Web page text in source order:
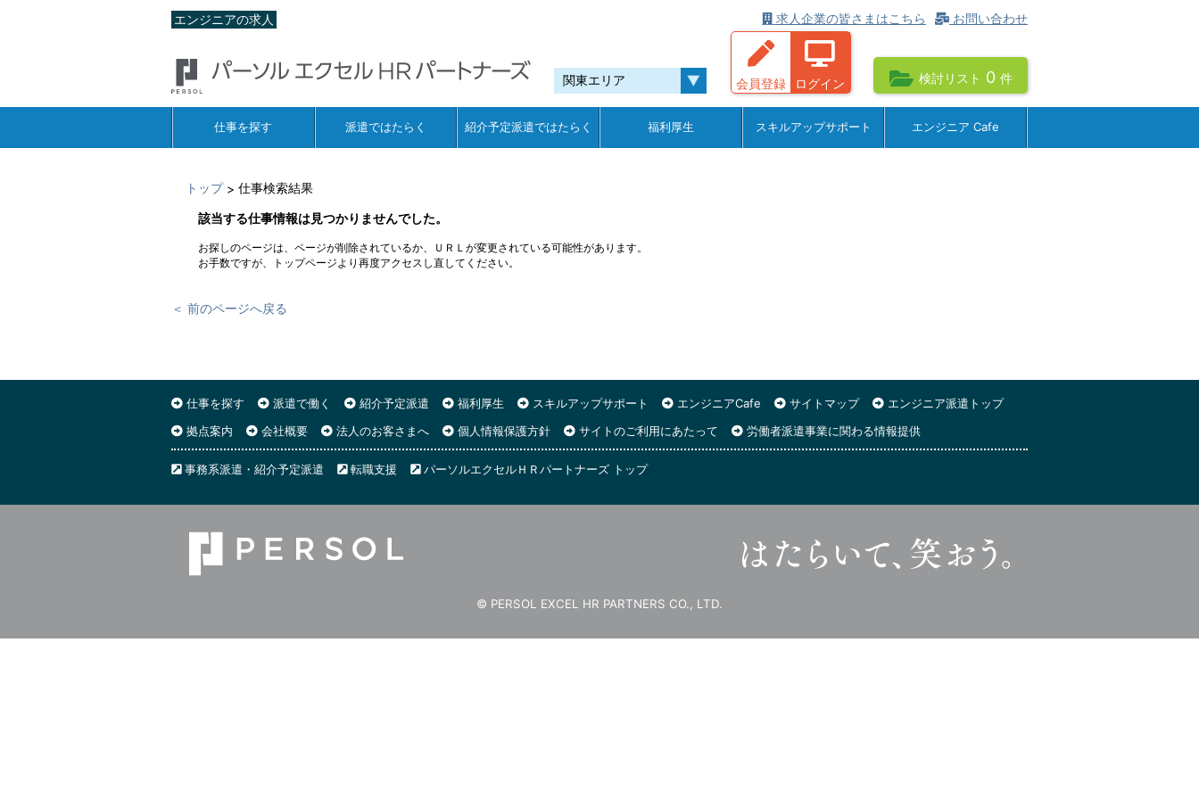
エンジニアの求人 お問い合わせ
求人企業の皆さまはこちら
会員登録 ログイン 検討リスト 0 件
仕事を探す 派遣ではたらく 紹介予定派遣ではたらく 福利厚生 スキルアップサポート エンジニア Cafe
トップ > 仕事検索結果
該当する仕事情報は見つかりませんでした。
お探しのページは、ページが削除されているか、ＵＲＬが変更されている可能性があります。
お手数ですが、トップページより再度アクセスし直してください。
＜ 前のページへ戻る
仕事を探す 派遣で働く 紹介予定派遣 福利厚生 スキルアップサポート エンジニアCafe サイトマップ
エンジニア派遣トップ
拠点案内
会社概要 法人のお客さまへ 個人情報保護方針 サイトのご利用にあたって 労働者派遣事業に関わる情報提供
事務系派遣・紹介予定派遣 転職支援 パーソルエクセルＨＲパートナーズ トップ
© PERSOL EXCEL HR PARTNERS CO., LTD.